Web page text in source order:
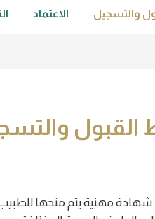
والتسجيل الاعتماد
مهنية يتم منحها